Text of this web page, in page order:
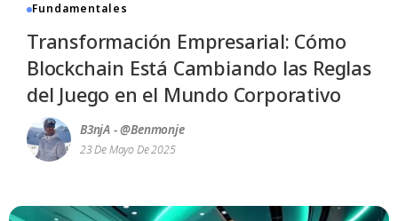
Fundamentales
Transformación Empresarial: Cómo
Blockchain Está Cambiando las Reglas
del Juego en el Mundo Corporativo
B3njA - @benmonje
23 De Mayo De 2025